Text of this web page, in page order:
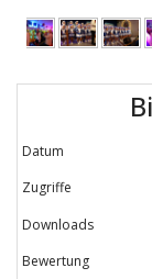
Datum
Zugriffe
Downloads
Bewertung